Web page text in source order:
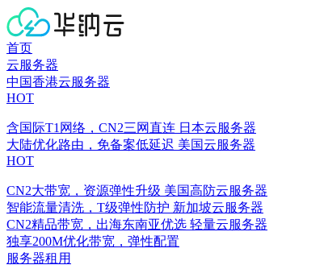
首页
云服务器
中国香港云服务器
HOT
含国际T1网络，CN2三网直连 日本云服务器
大陆优化路由，免备案低延迟 美国云服务器
HOT
CN2大带宽，资源弹性升级 美国高防云服务器
智能流量清洗，T级弹性防护 新加坡云服务器
CN2精品带宽，出海东南亚优选 轻量云服务器
独享200M优化带宽，弹性配置
服务器租用